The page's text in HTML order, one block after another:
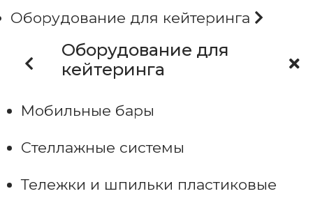
Оборудование для кейтеринга
Оборудование для
кейтеринга
Мобильные бары
Стеллажные системы
Тележки и шпильки пластиковые